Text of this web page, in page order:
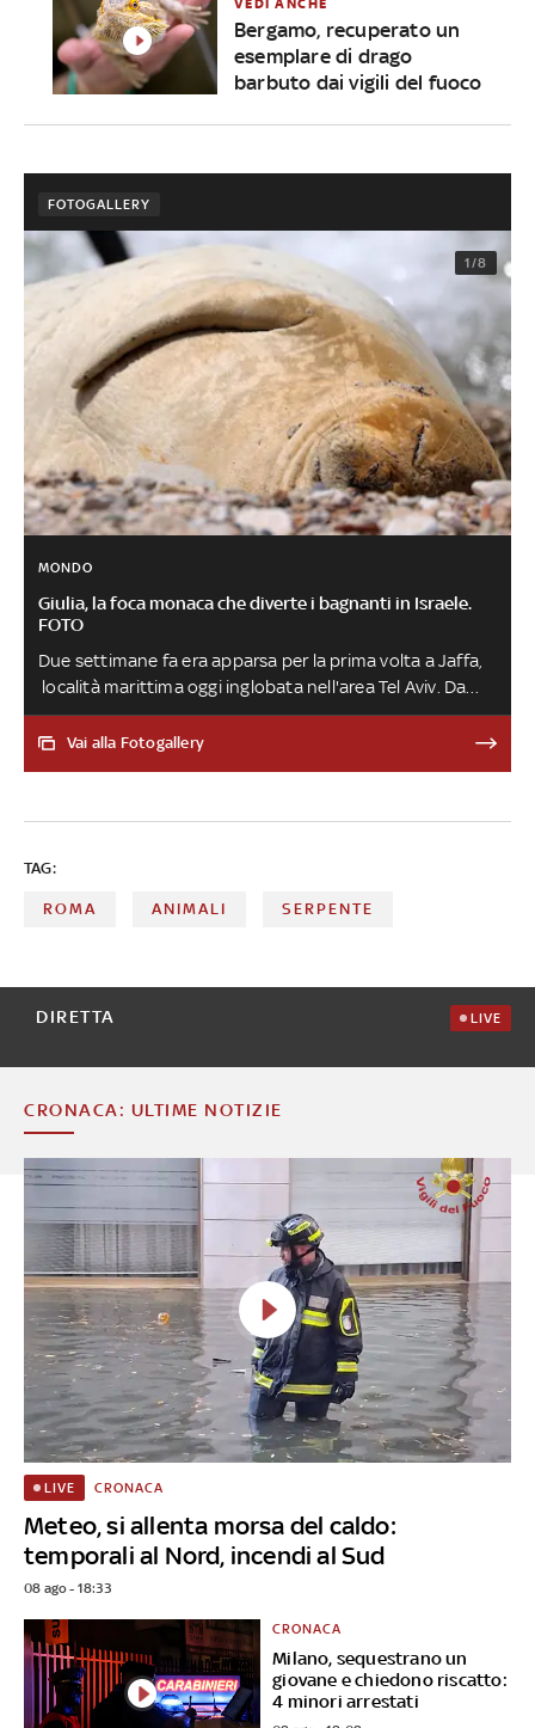
VEDI ANCHE
Bergamo, recuperato un
esemplare di drago
barbuto dai vigili del fuoco
FOTOGALLERY
1/8
MONDO
Giulia, la foca monaca che diverte i bagnanti in Israele.
FOTO
Due settimane fa era apparsa per la prima volta a Jaffa,
località marittima oggi inglobata nell'area Tel Aviv. Da
allora visita i litorali del Paese: è arrivata anche a Gaza
Vai alla Fotogallery
TAG:
ROMA ANIMALI SERPENTE
DIRETTA LIVE
CRONACA: ULTIME NOTIZIE
Meteo, si allenta morsa del caldo:
temporali al Nord, incendi al Sud
LIVE CRONACA
08 ago - 18:33
Milano, sequestrano un
giovane e chiedono riscatto:
4 minori arrestati
CRONACA